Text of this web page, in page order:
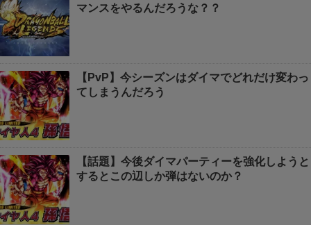
マンスをやるんだろうな？？
【PvP】今シーズンはダイマでどれだけ変わっ
てしまうんだろう
【話題】今後ダイマパーティーを強化しようと
するとこの辺しか弾はないのか？